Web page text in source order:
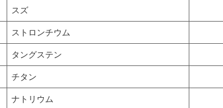
スズ
ストロンチウム
タングステン
チタン
ナトリウム